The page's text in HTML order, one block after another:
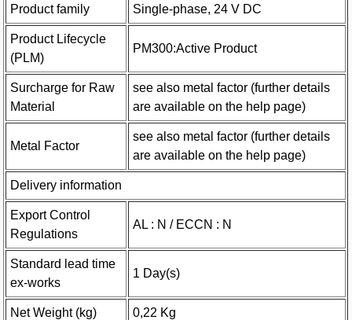
Product family Single-phase, 24 V DC
Product Lifecycle
(PLM)
PM300:Active Product
Surcharge for Raw
Material
see also metal factor (further details
are available on the help page)
Metal Factor
see also metal factor (further details
are available on the help page)
Delivery information
Export Control
Regulations
AL : N / ECCN : N
Standard lead time
ex-works
1 Day(s)
Net Weight (kg) 0,22 Kg